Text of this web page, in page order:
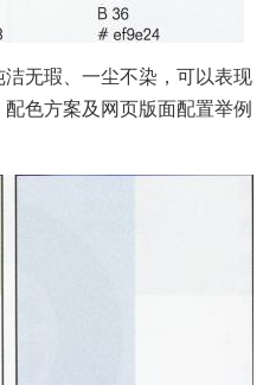
无瑕、一尘不染，可以表现
色方案及网页版面配置举例